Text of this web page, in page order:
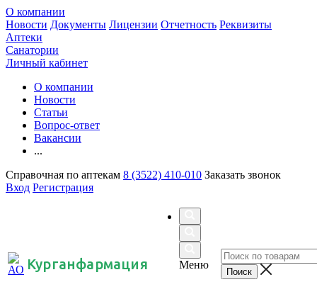
О компании
Новости Документы Лицензии Отчетность Реквизиты
Аптеки
Санатории
Личный кабинет
О компании
Новости
Статьи
Вопрос-ответ
Вакансии
...
Справочная по аптекам 8 (3522) 410-010 Заказать звонок
Вход Регистрация
Курганфармация
Меню